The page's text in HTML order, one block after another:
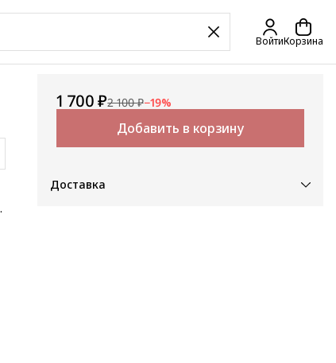
ВойтиКорзина
1 700 ₽2 100 ₽−19%
Добавить в корзину
Доставка